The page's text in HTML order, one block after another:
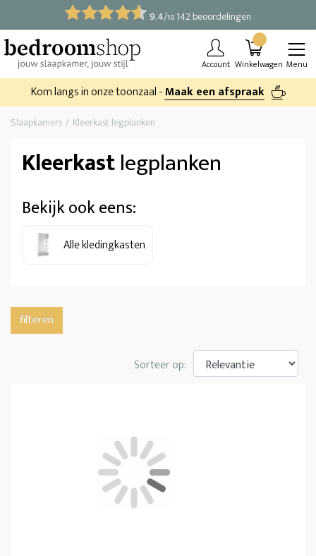
9.4/10 142 beoordelingen
Account Winkelwagen Menu
Kom langs in onze toonzaal -Maak een afspraak
Slaapkamers Kleerkast legplanken
Kleerkastlegplanken
Bekijk ook eens:
Alle kledingkasten
filteren
Sorteer op: